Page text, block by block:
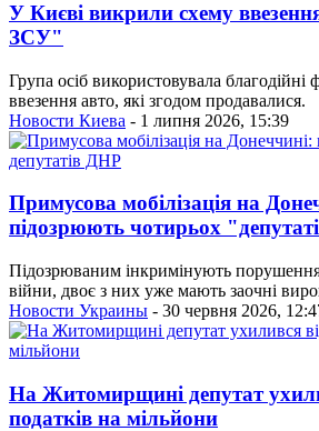
У Києві викрили схему
ЗСУ"
Група осіб використовувала
ввезення авто, які згодом продавалися.
Новости Киева - 1 липня 2026, 15:39
Примусова мобілізація на
підозрюють чотирьох
Підозрюваним інкримінують порушення
війни, двоє з них уже мають заочні
Новости Украины - 30 червня 2026,
На Житомирщині депутат
податків на мільйони